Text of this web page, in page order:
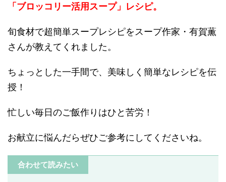
「ブロッコリー活用スープ」レシピ。
旬食材で超簡単スープレシピをスープ作家・有賀薫
さんが教えてくれました。
ちょっとした一手間で、美味しく簡単なレシピを伝
授！
忙しい毎日のご飯作りはひと苦労！
お献立に悩んだらぜひご参考にしてくださいね。
合わせて読みたい